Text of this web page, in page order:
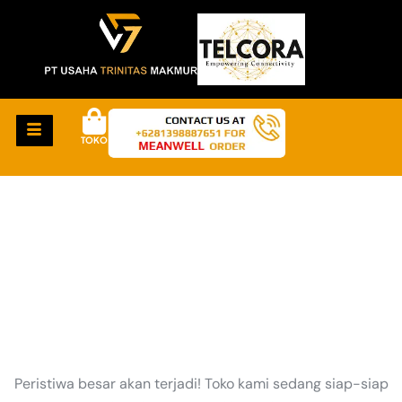
TOKO
Peristiwa besar akan terjadi! Toko kami sedang siap-siap